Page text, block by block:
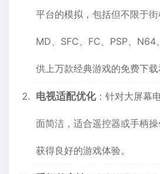
平台的模拟，包括但不限于街
MD、SFC、FC、PSP、N64
供上万款经典游戏的免费下载
电视适配优化：针对大屏幕
面简洁，适合遥控器或手柄
获得良好的游戏体验。